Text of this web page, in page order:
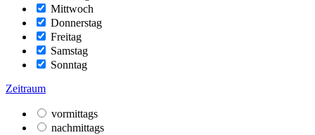
Mittwoch
Donnerstag
Freitag
Samstag
Sonntag
Zeitraum
vormittags
nachmittags